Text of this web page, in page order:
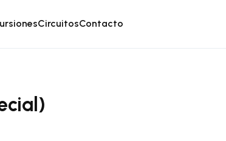
CircuitosContacto